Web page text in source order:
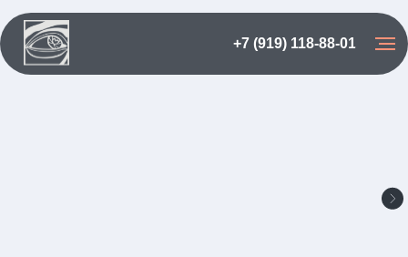
+7 (919) 118-88-01